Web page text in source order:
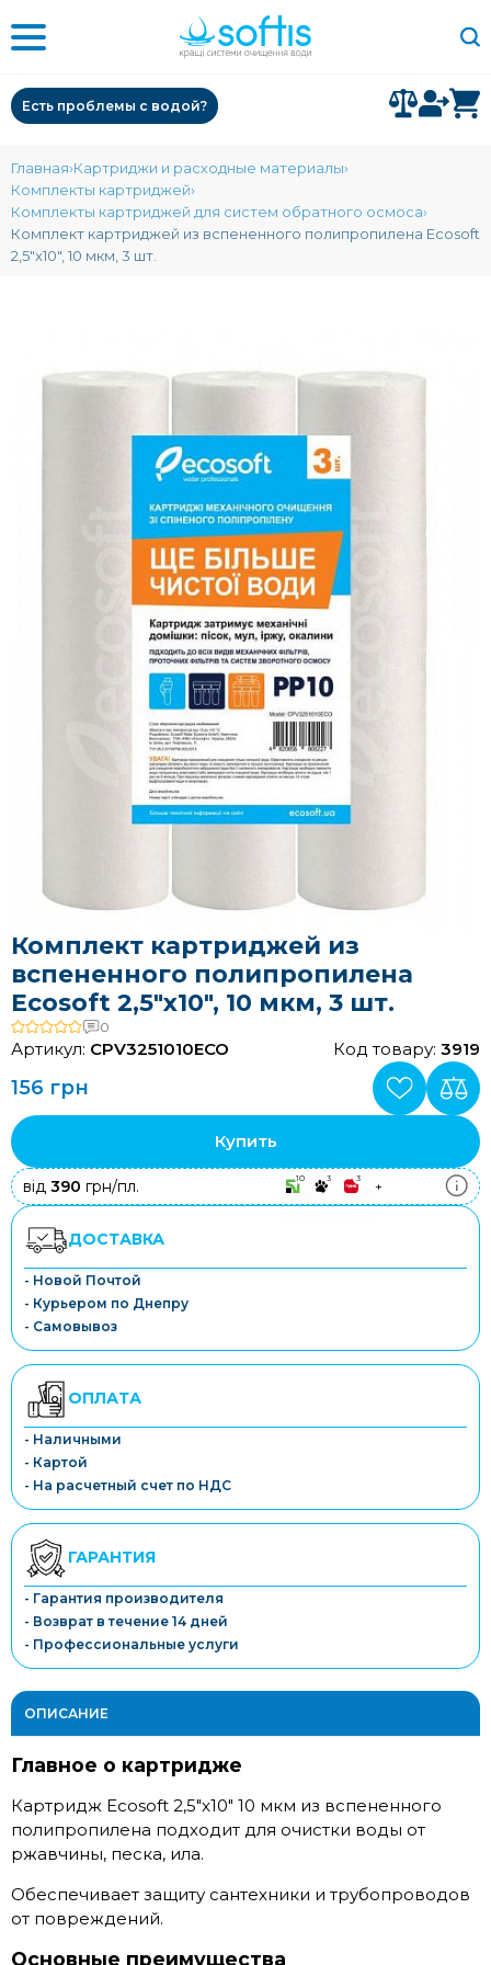
Есть проблемы с водой?
Главная Картриджи и расходные материалы
Комплекты картриджей
Комплекты картриджей для систем обратного осмоса
Комплект картриджей из вспененного полипропилена Ecosoft
2,5"x10", 10 мкм, 3 шт.
Комплект картриджей из
вспененного полипропилена
Ecosoft 2,5"x10", 10 мкм, 3 шт.
0
Артикул: CPV3251010ECO Код товару: 3919
156 грн
Купить
від 390 грн/пл. 10 3 3 +
ДОСТАВКА
- Новой Почтой
- Курьером по Днепру
- Самовывоз
ОПЛАТА
- Наличными
- Картой
- На расчетный счет по НДС
ГАРАНТИЯ
- Гарантия производителя
- Возврат в течение 14 дней
- Профессиональные услуги
ОПИСАНИЕ
Главное о картридже
Картридж Ecosoft 2,5"x10" 10 мкм из вспененного
полипропилена подходит для очистки воды от
ржавчины, песка, ила.
Обеспечивает защиту сантехники и трубопроводов
от повреждений.
Основные преимущества